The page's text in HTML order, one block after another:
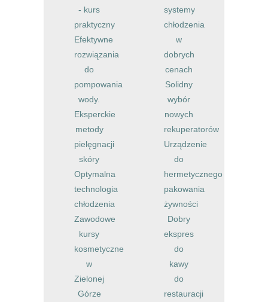
- kurs
praktyczny
Efektywne
rozwiązania
do
pompowania
wody.
Eksperckie
metody
pielęgnacji
skóry
Optymalna
technologia
chłodzenia
Zawodowe
kursy
kosmetyczne
w
Zielonej
Górze
systemy
chłodzenia
w
dobrych
cenach
Solidny
wybór
nowych
rekuperatorów
Urządzenie
do
hermetycznego
pakowania
żywności
Dobry
ekspres
do
kawy
do
restauracji